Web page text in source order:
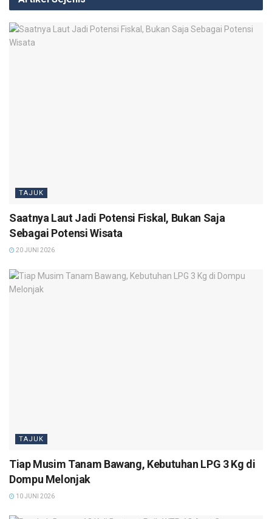
TAJUK
Saatnya Laut Jadi Potensi Fiskal, Bukan Saja
Sebagai Potensi Wisata
20 JUNI 2026
TAJUK
Tiap Musim Tanam Bawang, Kebutuhan LPG 3 Kg di
Dompu Melonjak
10 JUNI 2026